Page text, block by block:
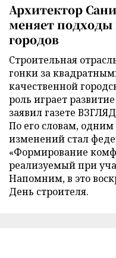
Архитектор
меняет подходы
городов
Строительная
гонки за
качественной
роль играет
заявил газете
По его словам,
изменений стал
«Формирование
реализуемый при
Напомним, в это
День строителя.